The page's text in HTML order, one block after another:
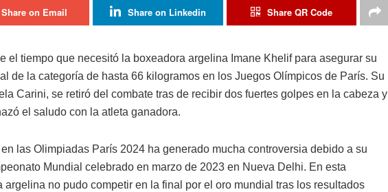
Share on Email Share on Linkedin Share QR Code
el tiempo que necesitó la boxeadora argelina Imane Khelif para asegurar su
de la categoría de hasta 66 kilogramos en los Juegos Olímpicos de París. Su
Carini, se retiró del combate tras de recibir dos fuertes golpes en la cabeza y
el saludo con la atleta ganadora.
las Olimpiadas París 2024 ha generado mucha controversia debido a su
Mundial celebrado en marzo de 2023 en Nueva Delhi. En esta
argelina no pudo competir en la final por el oro mundial tras los resultados